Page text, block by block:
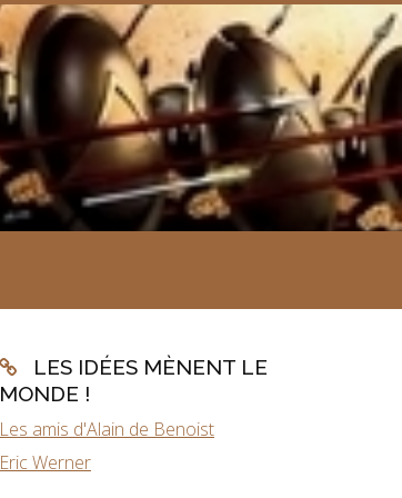
LES IDÉES MÈNENT LE
MONDE !
Les amis d'Alain de Benoist
Eric Werner